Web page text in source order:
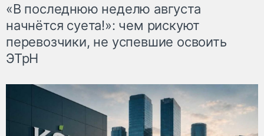
«В последнюю неделю августа
начнётся суета!»: чем рискуют
перевозчики, не успевшие освоить
ЭТрН